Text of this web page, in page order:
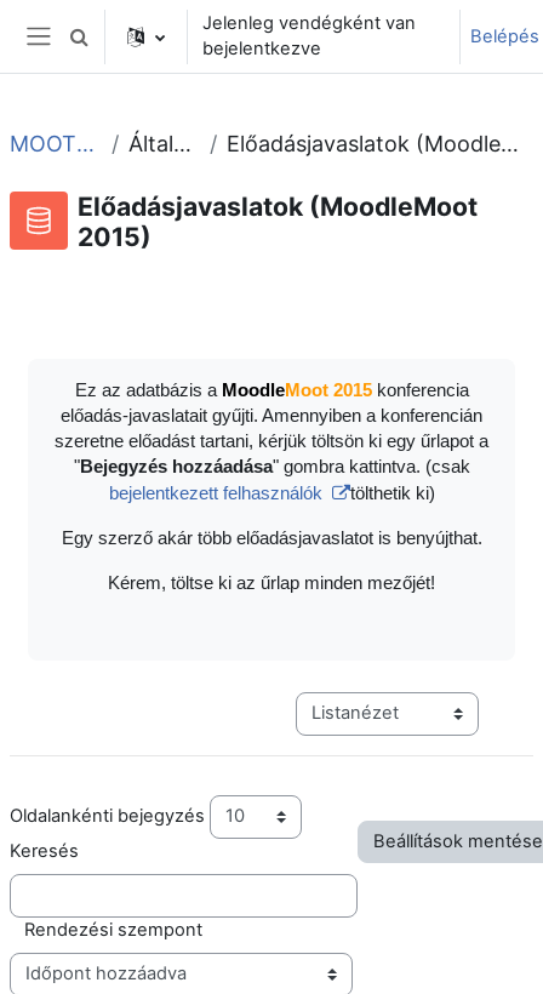
Tovább a fő tartalomhoz
Oldalpanel
Keresési bemeneti adatok váltása
Jelenleg vendégként van
bejelentkezve
Belépés
MOOT2015 Általános Előadásjavaslatok (MoodleMoot 2015)
Előadásjavaslatok (MoodleMoot
2015)
Ez az adatbázis a MoodleMoot 2015konferencia
előadás-javaslatait gyűjti. Amennyiben a konferencián
szeretne előadást tartani, kérjük töltsön ki egy űrlapot a
"Bejegyzés hozzáadása" gombra kattintva. (csak
bejelentkezett felhasználók
tölthetik ki)
Egy szerző akár több előadásjavaslatot is benyújthat.
Kérem, töltse ki az űrlap minden mezőjét!
Harmadik szintű navigáció
Oldalankénti bejegyzés
Keresés
Rendezési szempont